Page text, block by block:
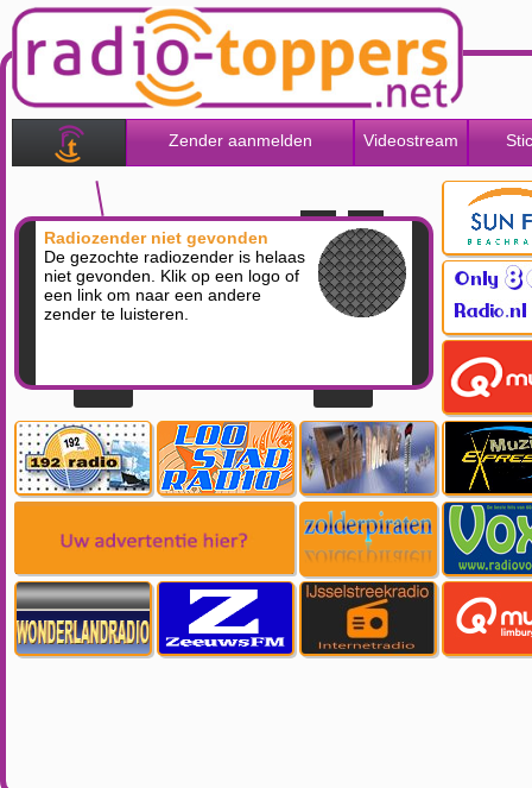
Zender aanmelden Videostream
Radiozender niet gevonden
De gezochte radiozender is helaas
niet gevonden. Klik op een logo of
een link om naar een andere
zender te luisteren.